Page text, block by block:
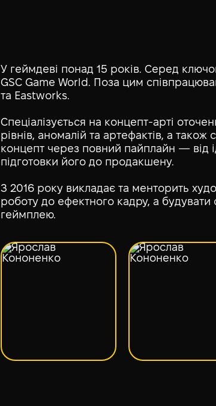
У геймдеві понад 15 років. Серед
GSC Game World. Поза цим
та Eastworks.
Спеціалізується на концепт-арті
рівнів, аномалій та артефактів, а
концепт через повний пайплайн — від
підготовки його до продакшену.
З 2016 року викладає та менторить
роботу до ефектного кадру, а
геймплею.